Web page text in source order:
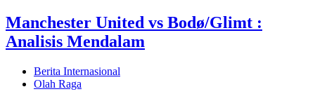
Manchester United vs Bodø/Glimt :
Analisis Mendalam
Berita Internasional
Olah Raga